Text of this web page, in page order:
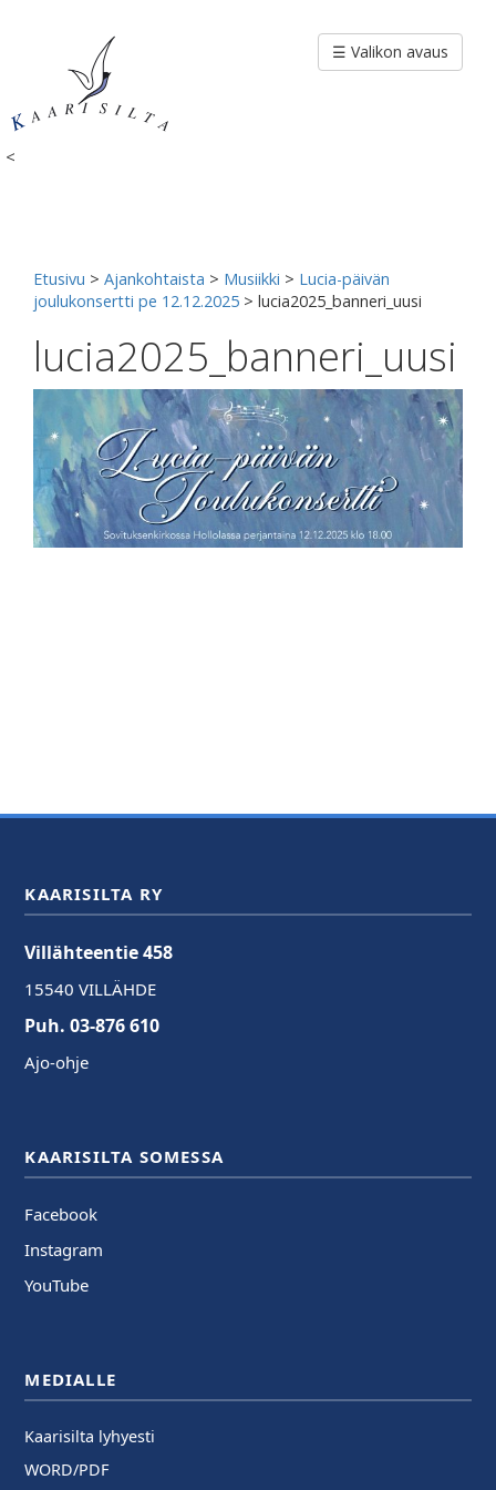
<
☰ Valikon avaus
Etusivu > Ajankohtaista > Musiikki > Lucia-päivän
joulukonsertti pe 12.12.2025 > lucia2025_banneri_uusi
lucia2025_banneri_uusi
KAARISILTA RY
Villähteentie 458
15540 VILLÄHDE
Puh. 03-876 610
Ajo-ohje
KAARISILTA SOMESSA
Facebook
Instagram
YouTube
MEDIALLE
Kaarisilta lyhyesti
WORD/PDF